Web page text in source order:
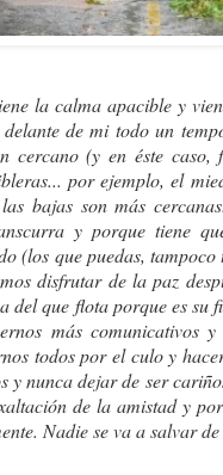
la calma apacible y
de mi todo un
cercano (y en éste
por ejemplo, el
bajas son más
y porque tiene
(los que puedas,
disfrutar de la paz
del que flota porque es
más
todos por el culo y
y nunca dejar de ser
de la amistad y
Nadie se va a salvar